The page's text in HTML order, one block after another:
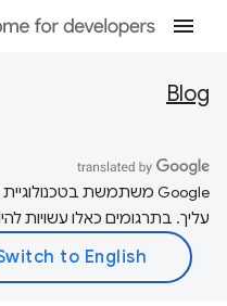
Blog
עליך. בתרגומים כאלו עשויות